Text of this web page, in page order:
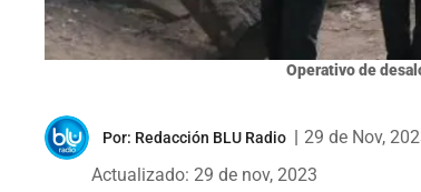
Operativo de
Por: Redacción BLU Radio
29 de Nov,
Actualizado: 29 de nov, 2023